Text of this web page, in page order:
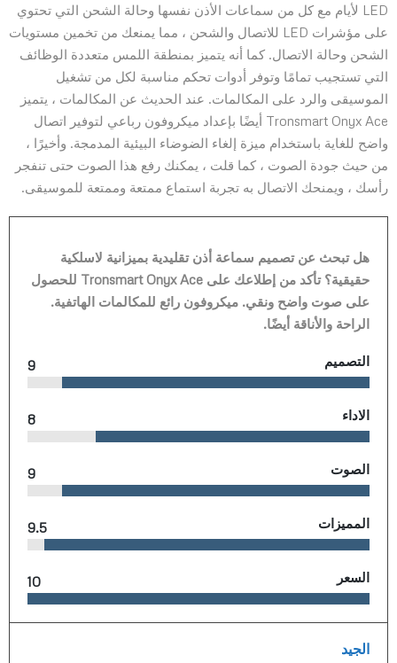
LED لأيام مع كل من سماعات الأذن نفسها وحالة الشحن التي تحتوي
على مؤشرات LED للاتصال والشحن ، مما يمنعك من تخمين مستويات
الشحن وحالة الاتصال. كما أنه يتميز بمنطقة اللمس متعددة الوظائف
التي تستجيب تمامًا وتوفر أدوات تحكم مناسبة لكل من تشغيل
الموسيقى والرد على المكالمات. عند الحديث عن المكالمات ، يتميز
Tronsmart Onyx Ace أيضًا بإعداد ميكروفون رباعي لتوفير اتصال
واضح للغاية باستخدام ميزة إلغاء الضوضاء البيئية المدمجة. وأخيرًا ،
من حيث جودة الصوت ، كما قلت ، يمكنك رفع هذا الصوت حتى تنفجر
رأسك ، ويمنحك الاتصال به تجربة استماع ممتعة وممتعة للموسيقى.
هل تبحث عن تصميم سماعة أذن تقليدية بميزانية لاسلكية
حقيقية؟ تأكد من إطلاعك على Tronsmart Onyx Ace للحصول
على صوت واضح ونقي. ميكروفون رائع للمكالمات الهاتفية.
الراحة والأناقة أيضًا.
التصميم 9
الاداء 8
الصوت 9
المميزات 9.5
السعر 10
الجيد